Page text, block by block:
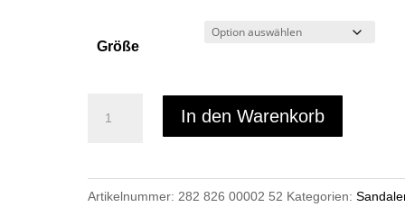
Größe
Menge
In den Warenkorb
Artikelnummer: 282 826 00002 52 Kategorien: